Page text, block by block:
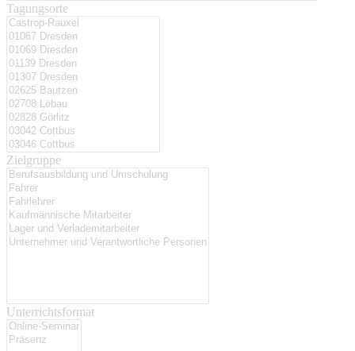
Tagungsorte
Zielgruppe
Unterrichtsformat